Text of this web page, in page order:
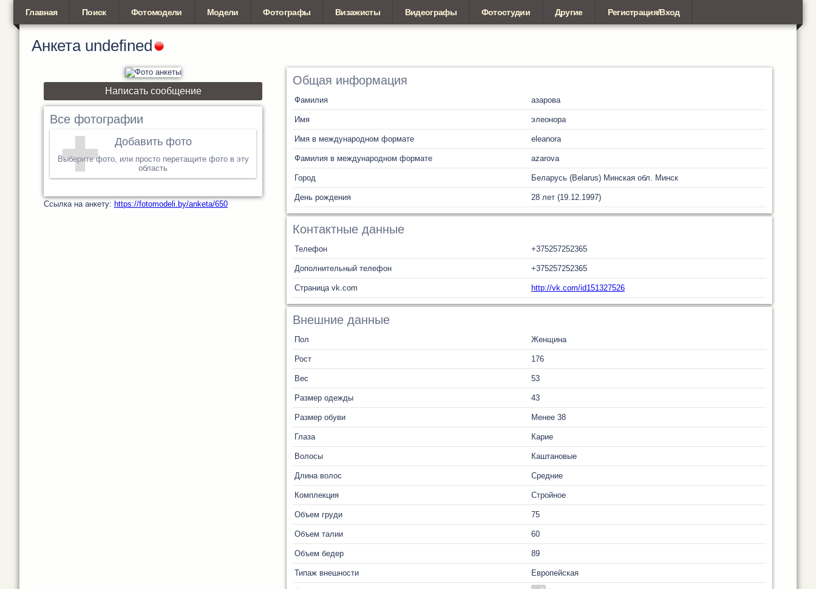
Главная Поиск Фотомодели Модели Фотографы Визажисты Видеографы Фотостудии Другие Регистрация/Вход
Анкета undefined
Написать сообщение
Все фотографии
Добавить фото
Выберите фото, или просто перетащите фото в эту
область
Cсылка на анкету: https://fotomodeli.by/anketa/650
Общая информация
Фамилия азарова
Имя элеонора
Имя в международном формате eleanora
Фамилия в международном формате azarova
Город Беларусь (Belarus) Минская обл. Минск
День рождения 28 лет (19.12.1997)
Контактные данные
Телефон +375257252365
Дополнительный телефон +375257252365
Страница vk.com http://vk.com/id151327526
Внешние данные
Пол Женщина
Рост 176
Вес 53
Размер одежды 43
Размер обуви Менее 38
Глаза Карие
Волосы Каштановые
Длина волос Средние
Комплекция Стройное
Объем груди 75
Объем талии 60
Объем бедер 89
Типаж внешности Европейская